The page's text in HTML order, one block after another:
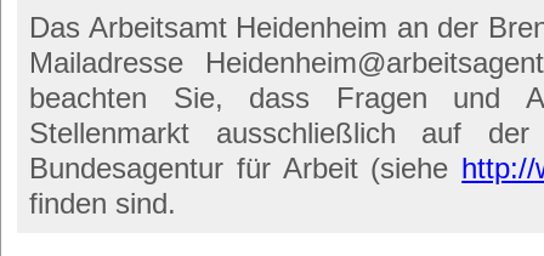
Das Arbeitsamt Heidenheim an der
Mailadresse
beachten Sie, dass Fragen und
Stellenmarkt ausschließlich auf
Bundesagentur für Arbeit (siehe http://
finden sind.